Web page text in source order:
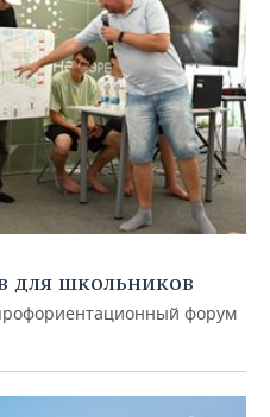
для школьников
форум